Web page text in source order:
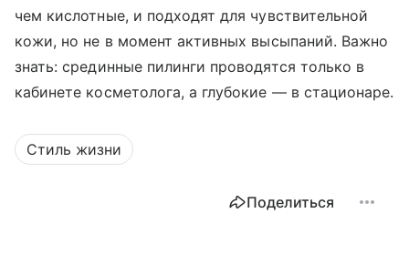
чем кислотные, и подходят для чувствительной
кожи, но не в момент активных высыпаний. Важно
знать: срединные пилинги проводятся только в
кабинете косметолога, а глубокие — в стационаре.
Стиль жизни
Поделиться